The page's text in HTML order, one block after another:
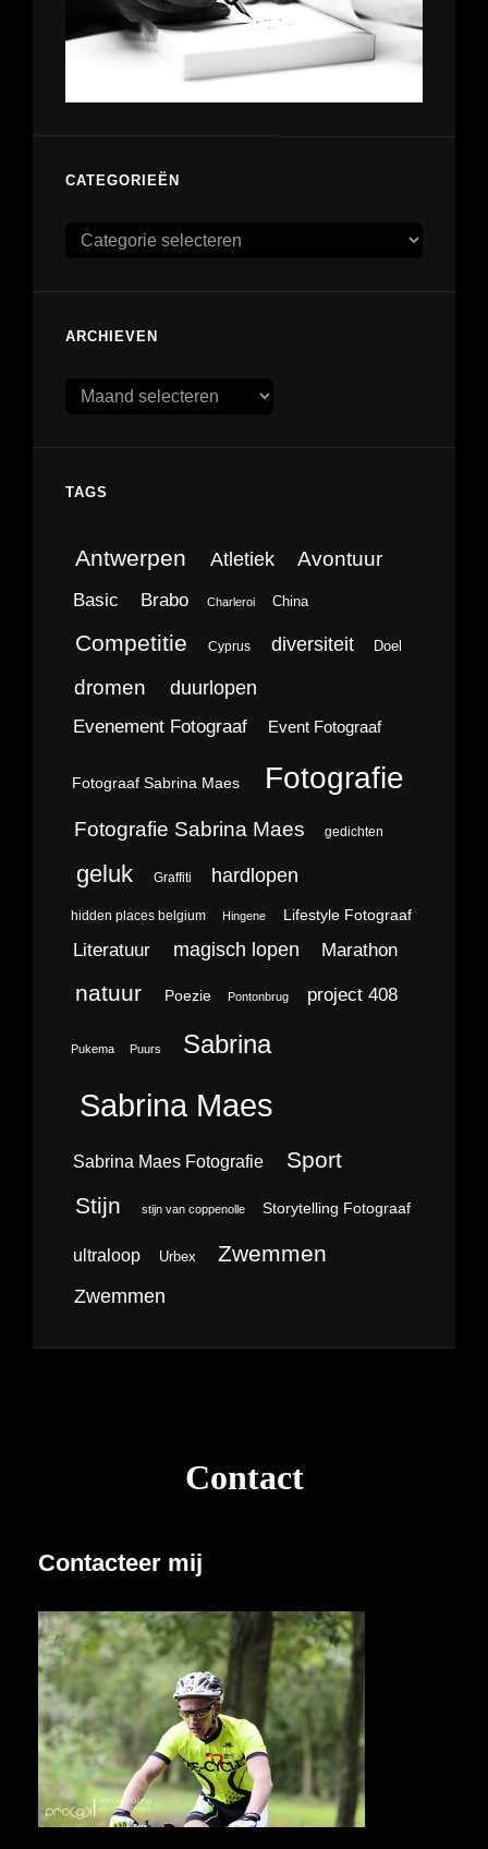
CATEGORIEËN
Categorieën
ARCHIEVEN
Archieven
TAGS
Antwerpen Atletiek Avontuur
Basic Brabo Charleroi China
Competitie Cyprus diversiteit Doel
dromen duurlopen
Evenement Fotograaf Event Fotograaf
Fotograaf Sabrina Maes Fotografie
Fotografie Sabrina Maes gedichten
geluk Graffiti hardlopen
hidden places belgium Hingene Lifestyle Fotograaf
Literatuur magisch lopen Marathon
natuur Poezie Pontonbrug project 408
Pukema Puurs Sabrina
Sabrina Maes
Sabrina Maes Fotografie Sport
Stijn stijn van coppenolle Storytelling Fotograaf
ultraloop Urbex Zwemmen
Zwemmen
Contact
Contacteer mij